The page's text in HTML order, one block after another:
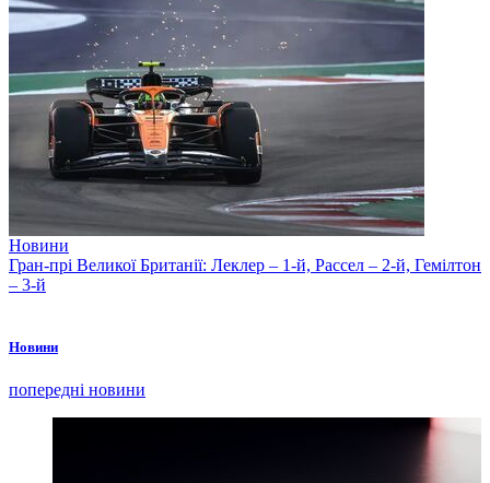
Новини
Гран-прі Великої Британії: Леклер – 1-й, Рассел – 2-й, Гемілтон
– 3-й
Новини
попередні новини